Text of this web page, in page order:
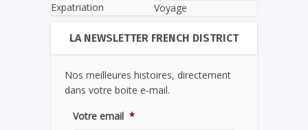
Expatriation
Voyage
LA NEWSLETTER FRENCH DISTRICT
Nos meilleures histoires, directement
dans votre boite e-mail.
Votre email *